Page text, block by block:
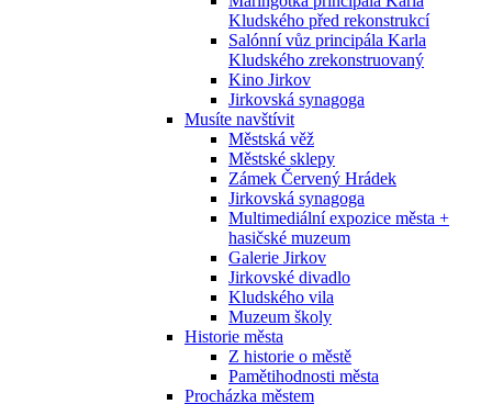
Kludského před rekonstrukcí
Salónní vůz principála Karla
Kludského zrekonstruovaný
Kino Jirkov
Jirkovská synagoga
Musíte navštívit
Městská věž
Městské sklepy
Zámek Červený Hrádek
Jirkovská synagoga
Multimediální expozice města +
hasičské muzeum
Galerie Jirkov
Jirkovské divadlo
Kludského vila
Muzeum školy
Historie města
Z historie o městě
Pamětihodnosti města
Procházka městem